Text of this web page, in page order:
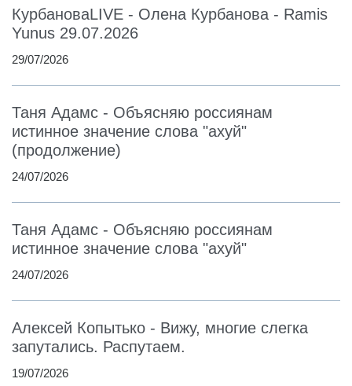
КурбановаLIVE - Олена Курбанова - Ramis
Yunus 29.07.2026
29/07/2026
Таня Адамс - Объясняю россиянам
истинное значение слова "ахуй"
(продолжение)
24/07/2026
Таня Адамс - Объясняю россиянам
истинное значение слова "ахуй"
24/07/2026
Алексей Копытько - Вижу, многие слегка
запутались. Распутаем.
19/07/2026